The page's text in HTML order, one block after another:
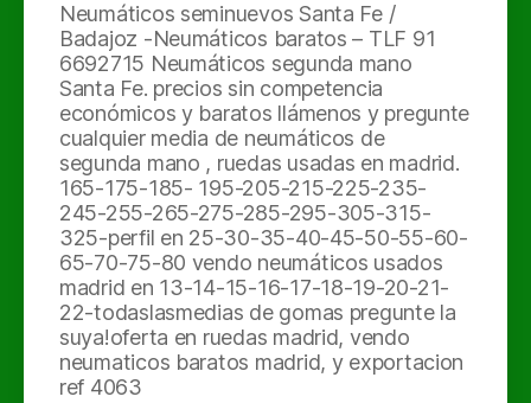
Neumáticos seminuevos Santa Fe /
Badajoz -Neumáticos baratos – TLF 91
6692715 Neumáticos segunda mano
Santa Fe. precios sin competencia
económicos y baratos llámenos y pregunte
cualquier media de neumáticos de
segunda mano , ruedas usadas en madrid.
165-175-185- 195-205-215-225-235-
245-255-265-275-285-295-305-315-
325-perfil en 25-30-35-40-45-50-55-60-
65-70-75-80 vendo neumáticos usados
madrid en 13-14-15-16-17-18-19-20-21-
22-todaslasmedias de gomas pregunte la
suya!oferta en ruedas madrid, vendo
neumaticos baratos madrid, y exportacion
ref 4063